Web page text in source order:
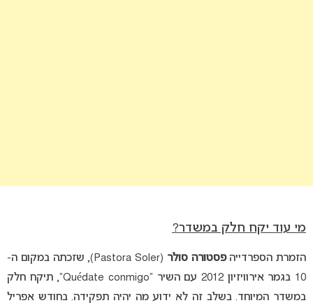
מי עוד יקח חלק במשדר?
הזמרת הספרדייהפסטורה סולר
(Pastora Soler), שזכתה במקום ה-
10 בגמר אירוויזיון 2012 עם השיר “Quédate conmigo”, תיקח חלק
במשדר המיוחד. בשלב זה לא ידוע מה יהיה תפקידה. בחודש אפריל